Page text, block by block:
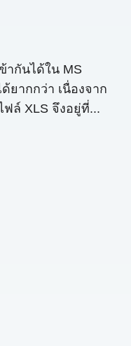
ากันได้ใน MS
ยากกว่า เนื่องจาก
ล์ XLS จึงอยู่ที่...